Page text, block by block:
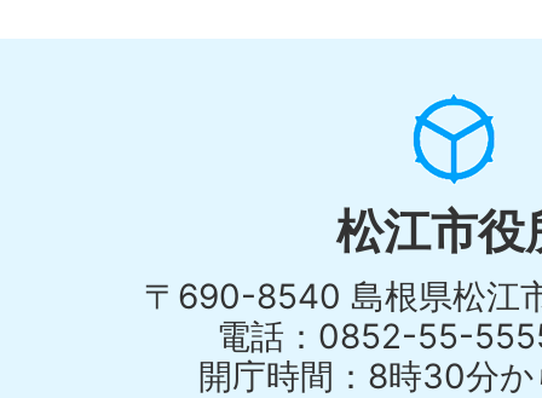
松江市役
〒690-8540 島根県松江
電話：0852-55-
開庁時間：8時30分